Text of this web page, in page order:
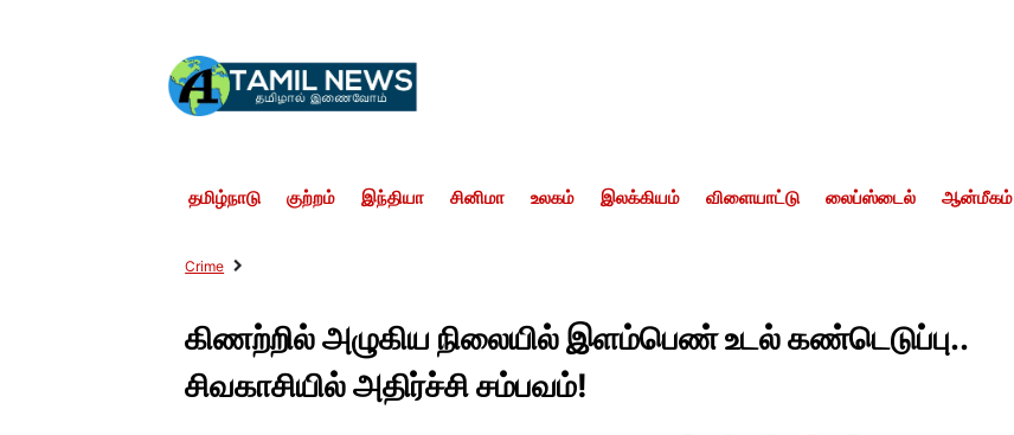
தமிழ்நாடு குற்றம் இந்தியா சினிமா உலகம் இலக்கியம் விளையாட்டு லைப்ஸ்டைல் ஆன்மீகம்
Crime
கிணற்றில் அழுகிய நிலையில் இளம்பெண் உடல் கண்டெடுப்பு..
சிவகாசியில் அதிர்ச்சி சம்பவம்!